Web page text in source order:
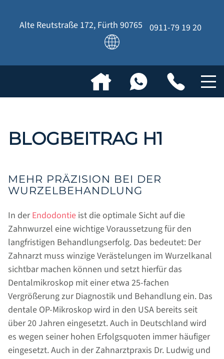
Alte Reutstraße 172, Fürth 90765 0911-79 19 20
BLOGBEITRAG H1
MEHR PRÄZISION BEI DER
WURZELBEHANDLUNG
In derEndodontie ist die optimale Sicht auf die
Zahnwurzel eine wichtige Voraussetzung für den
langfristigen Behandlungserfolg. Das bedeutet: Der
Zahnarzt muss winzige Verästelungen im Wurzelkanal
sichtbar machen können und setzt hierfür das
Dentalmikroskop mit einer etwa 25-fachen
Vergrößerung zur Diagnostik und Behandlung ein. Das
dentale OP-Mikroskop wird in den USA bereits seit
über 20 Jahren eingesetzt. Auch in Deutschland wird
es wegen seiner hohen Erfolgsquoten immer häufiger
eingesetzt. Auch in der Zahnarztpraxis Dr. Ludwig und